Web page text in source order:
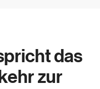
das
zur